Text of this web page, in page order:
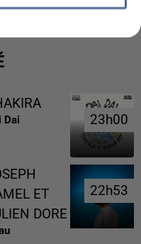
Dai 23h00
23h00
ET
DORE
22h53
22h53